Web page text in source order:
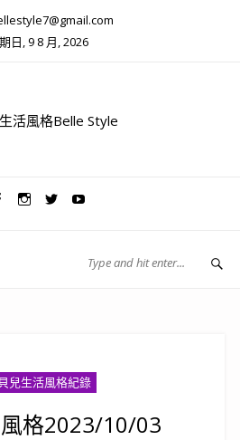
日, 9 8 月, 2026
兒生活風格紀錄
格2023/10/03